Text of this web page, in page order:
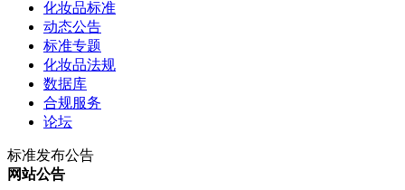
化妆品标准
动态公告
标准专题
化妆品法规
数据库
合规服务
论坛
标准发布公告
网站公告